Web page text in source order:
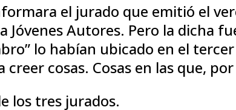
el jurado que emitió el
Autores. Pero la dicha
lo habían ubicado en el
cosas. Cosas en las que,
los tres jurados.